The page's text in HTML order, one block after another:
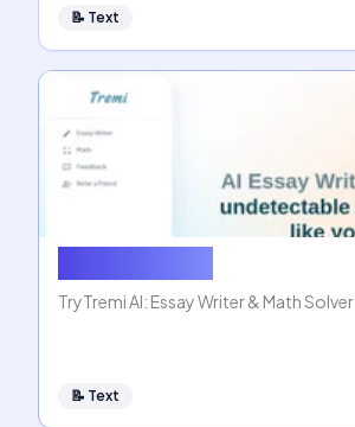
📝 Text
TryTremi AI: Essay Writer & Math Solver
📝 Text